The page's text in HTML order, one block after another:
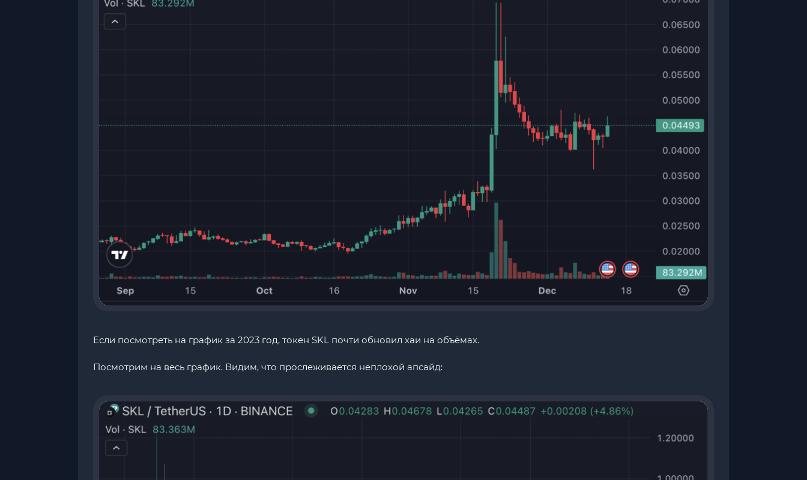
Если посмотреть на график за 2023 год, токен SKL почти обновил хаи на объёмах.
Посмотрим на весь график. Видим, что прослеживается неплохой апсайд: